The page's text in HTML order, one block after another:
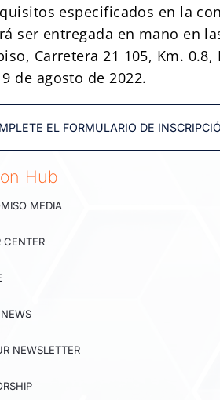
especificados en la
ser entregada en mano en
Carretera 21 105, Km.
de agosto de 2022.
EL FORMULARIO DE
Hub
MEDIA
CENTER
NEWSLETTER